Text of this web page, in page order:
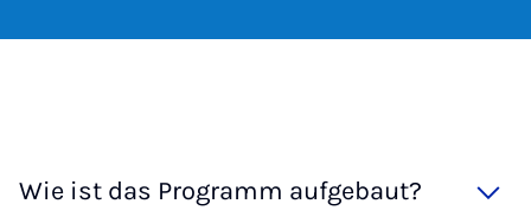
Wie ist das Programm aufgebaut?